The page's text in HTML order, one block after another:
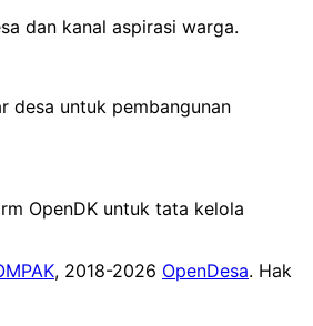
dan kanal aspirasi warga.
desa untuk pembangunan
OpenDK untuk tata kelola
, 2018-2026 OpenDesa. Hak